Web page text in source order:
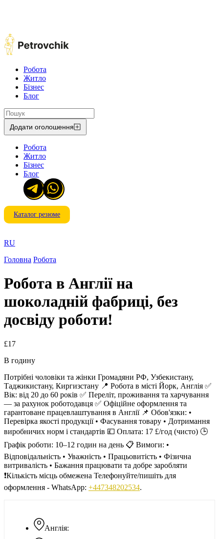
Робота
Житло
Бізнес
Блог
Додати оголошення
Робота
Житло
Бізнес
Блог
Каталог резюме
RU
Головна Робота
Робота в Англії на
шоколадній фабриці, без
досвіду роботи!
£17
В годину
Англія:
Потрібні чоловіки та жінки Громадяни РФ, Узбекистану,
Таджикистану, Киргизстану 📍 Робота в місті Йорк, Англія ✅
Вік: від 20 до 60 років ✅ Переліт, проживання та харчування
— за рахунок роботодавця ✅ Офіційне оформлення та
гарантоване працевлаштування в Англії 📌 Обов'язки: •
Перевірка якості продукції • Фасування товару • Дотримання
виробничих норм і стандартів 💷 Оплата: 17 £/год (чисто) 🕒
Графік роботи: 10–12 годин на день 📋 Вимоги: •
Відповідальність • Уважність • Працьовитість • Фізична
витривалість • Бажання працювати та добре заробляти
❗️Кількість місць обмежена Телефонуйте/пишіть для
оформлення - WhatsApp: +447348202534.